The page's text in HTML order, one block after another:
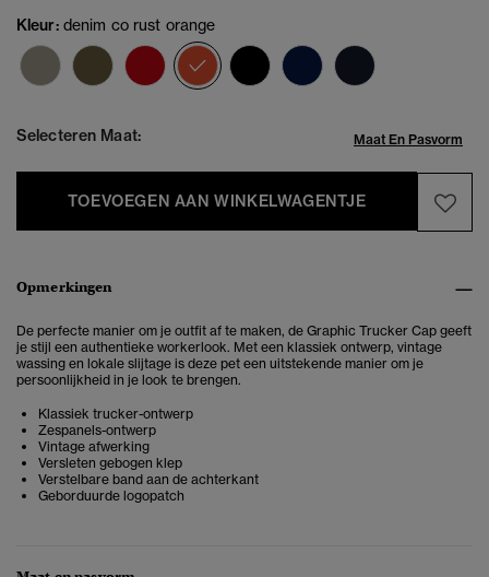
Kleur: denim co rust orange
geselecteerd
Selecteren Maat: Maat En Pasvorm
TOEVOEGEN AAN WINKELWAGENTJE
Opmerkingen
De perfecte manier om je outfit af te maken, de Graphic Trucker Cap geeft
je stijl een authentieke workerlook. Met een klassiek ontwerp, vintage
wassing en lokale slijtage is deze pet een uitstekende manier om je
persoonlijkheid in je look te brengen.
Klassiek trucker-ontwerp
Zespanels-ontwerp
Vintage afwerking
Versleten gebogen klep
Verstelbare band aan de achterkant
Geborduurde logopatch